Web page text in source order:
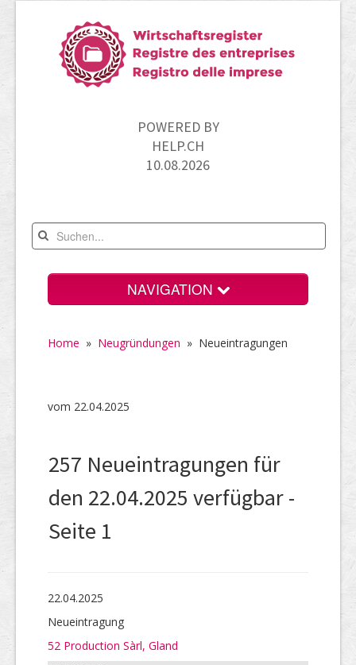
POWERED BY
HELP.CH
10.08.2026
NAVIGATION
UID-Register
Marken-Register
Home » Neugründungen » Neueintragungen
vom 22.04.2025
257 Neueintragungen für
den 22.04.2025 verfügbar -
Seite 1
22.04.2025
Neueintragung
52 Production Sàrl, Gland